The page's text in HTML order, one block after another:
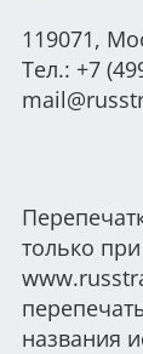
119071,
Тел.: +7
только
названия